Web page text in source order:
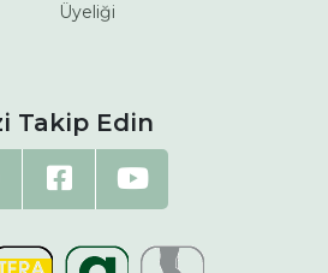
Üyeliği
Takip Edin